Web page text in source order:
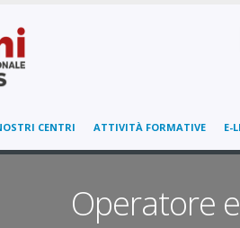
CENTRI ATTIVITÀ FORMATIVE E-
Operatore